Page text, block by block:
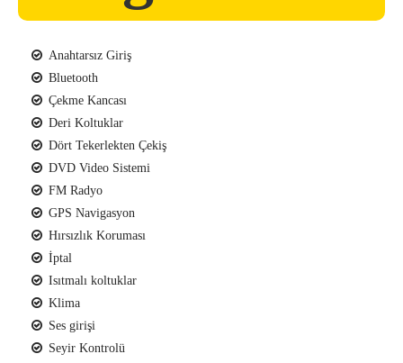
Anahtarsız Giriş
Bluetooth
Çekme Kancası
Deri Koltuklar
Dört Tekerlekten Çekiş
DVD Video Sistemi
FM Radyo
GPS Navigasyon
Hırsızlık Koruması
İptal
Isıtmalı koltuklar
Klima
Ses girişi
Seyir Kontrolü